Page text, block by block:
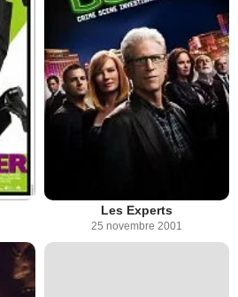
Les Experts
25 novembre 2001